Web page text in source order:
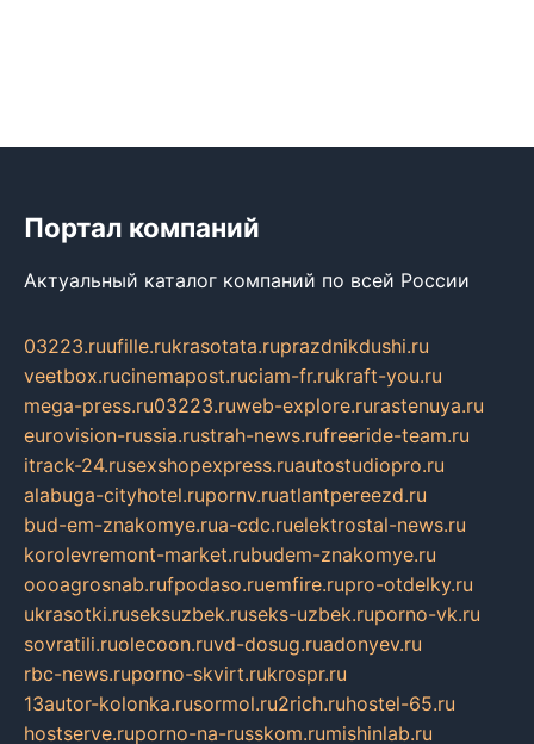
Портал компаний
Актуальный каталог компаний по всей России
03223.ruufille.rukrasotata.ruprazdnikdushi.ru
veetbox.rucinemapost.ruciam-fr.rukraft-you.ru
mega-press.ru03223.ruweb-explore.rurastenuya.ru
eurovision-russia.rustrah-news.rufreeride-team.ru
itrack-24.rusexshopexpress.ruautostudiopro.ru
alabuga-cityhotel.rupornv.ruatlantpereezd.ru
bud-em-znakomye.rua-cdc.ruelektrostal-news.ru
korolevremont-market.rubudem-znakomye.ru
oooagrosnab.rufpodaso.ruemfire.rupro-otdelky.ru
ukrasotki.ruseksuzbek.ruseks-uzbek.ruporno-vk.ru
sovratili.ruolecoon.ruvd-dosug.ruadonyev.ru
rbc-news.ruporno-skvirt.rukrospr.ru
13autor-kolonka.rusormol.ru2rich.ruhostel-65.ru
hostserve.ruporno-na-russkom.rumishinlab.ru